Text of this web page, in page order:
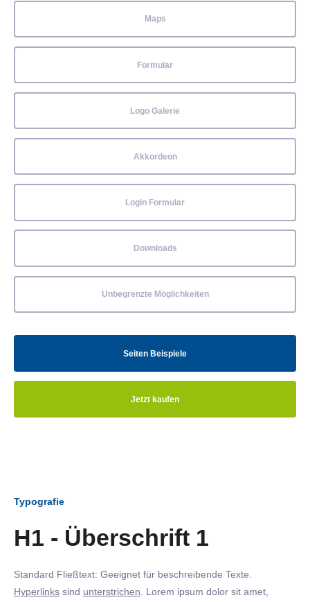
Maps
Formular
Logo Galerie
Akkordeon
Login Formular
Downloads
Unbegrenzte Möglichkeiten
Seiten Beispiele
Jetzt kaufen
Typografie
H1 - Überschrift 1
Standard Fließtext: Geeignet für beschreibende Texte.
Hyperlinks sind unterstrichen . Lorem ipsum dolor sit amet,